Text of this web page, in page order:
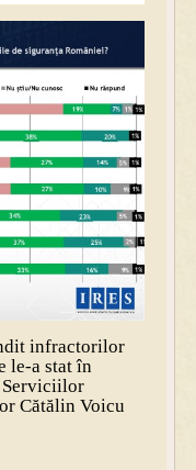
infractorilor
le-a stat în
Serviciilor
Cătălin Voicu